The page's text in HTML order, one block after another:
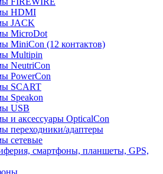
HDMI
JACK
MicroDot
MiniCon (12 контактов)
Multipin
NeutriCon
PowerCon
SCART
Speakon
USB
и аксессуары OpticalCon
переходники/адаптеры
сетевые
смартфоны, планшеты, GPS,